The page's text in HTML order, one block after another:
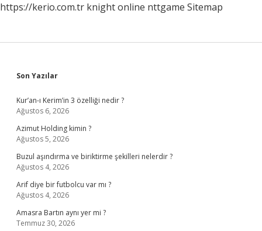
https://kerio.com.tr knight online nttgame Sitemap
Sidebar
Son Yazılar
Kur’an-ı Kerim’in 3 özelliği nedir ?
Ağustos 6, 2026
Azimut Holding kimin ?
Ağustos 5, 2026
Buzul aşındırma ve biriktirme şekilleri nelerdir ?
Ağustos 4, 2026
Arif diye bir futbolcu var mı ?
Ağustos 4, 2026
Amasra Bartın aynı yer mi ?
Temmuz 30, 2026